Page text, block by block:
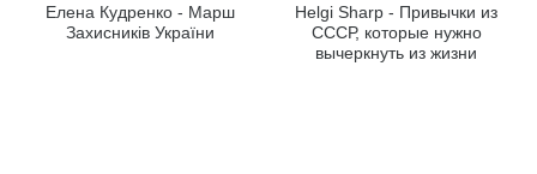
Елена Кудренко - Марш
Захисників України
Helgi Sharp - Привычки из
СССР, которые нужно
вычеркнуть из жизни